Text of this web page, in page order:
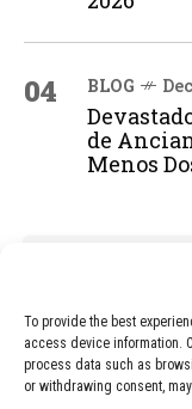
To provide the best
access device information.
process data such as
or withdrawing consent,
04 BLOG
de
Menos